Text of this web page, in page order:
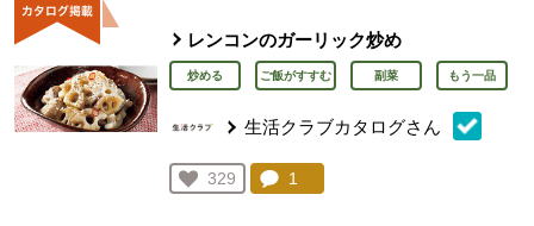
レンコンのガーリック炒め
炒める ご飯がすすむ 副菜 もう一品
生活クラブカタログさん
お気に入り登録：
329
人が登録
コメント：
1